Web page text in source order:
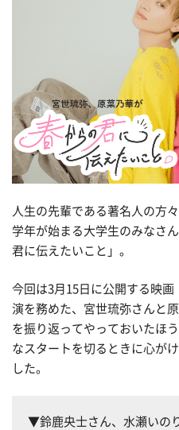
人生の先輩である著名人の方
学年が始まる大学生のみなさ
君に伝えたいこと」。
今回は3月15日に公開する映
演を務めた、宮世琉弥さんと
を振り返ってやっておいたほ
なスタートを切るときに心が
した。
▼鈴鹿央士さん、水瀬いの